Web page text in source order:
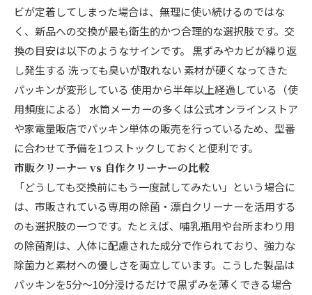
ビが定着してしまった場合は、無理に使い続けるのではな
く、新品への交換が最も衛生的かつ合理的な選択肢です。交
換の目安は以下のようなサインです。 黒ずみやカビが繰り返
し発生する 洗っても臭いが取れない 素材が硬くなってきた
パッキンが変形している 使用から半年以上経過している（使
用頻度による） 水筒メーカーの多くは公式オンラインストア
や家電量販店でパッキン単体の販売を行っているため、型番
に合わせて予備を1つストックしておくと便利です。
市販クリーナー vs 自作クリーナーの比較
「どうしても交換前にもう一度試してみたい」という場合に
は、市販されている専用の除菌・漂白クリーナーを活用する
のも選択肢の一つです。たとえば、哺乳瓶用や台所まわり用
の除菌剤は、人体に配慮された成分で作られており、強力な
除菌力と素材への優しさを両立しています。こうした製品は
パッキンを5分〜10分浸けるだけで黒ずみを薄くできる場合